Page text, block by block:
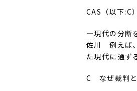
CAS（以下:C
―現代の分断
佐川 例えば
た現代に通ず
C なぜ裁判と